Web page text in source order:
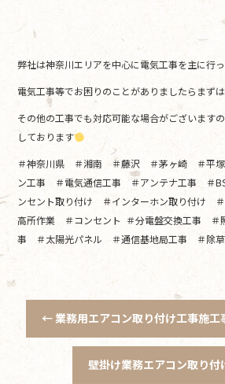
弊社は神奈川エリアを中心に電気工事を主に行
電気工事等でお困りのことがありましたらまず
その他の工事でも対応可能な場合がございます
しております
＃神奈川県 ＃湘南 ＃藤沢 ＃茅ヶ崎 ＃平
ン工事 ＃電気通信工事 ＃アンテナ工事 ＃
ンセント取り付け ＃インターホン取り付け
高所作業 ＃コンセント ＃分電盤交換工事 ＃
事 ＃太陽光パネル ＃通信基地局工事 ＃除
← 業務用エアコン取り付け工事施工
壁掛け業務エアコン取り付